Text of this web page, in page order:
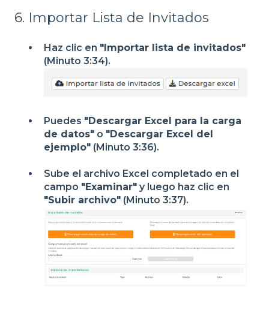
6. Importar Lista de Invitados
Haz clic en "Importar lista de invitados"
(Minuto 3:34).
Puedes "Descargar Excel para la carga
de datos" o "Descargar Excel del
ejemplo" (Minuto 3:36).
Sube el archivo Excel completado en el
campo "Examinar" y luego haz clic en
"Subir archivo" (Minuto 3:37).